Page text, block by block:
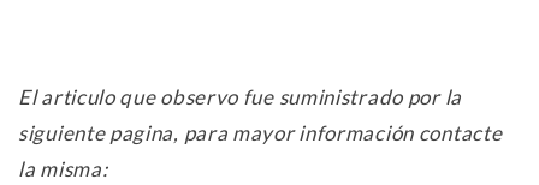
El articulo que observo fue suministrado por la
siguiente pagina, para mayor información contacte
la misma: